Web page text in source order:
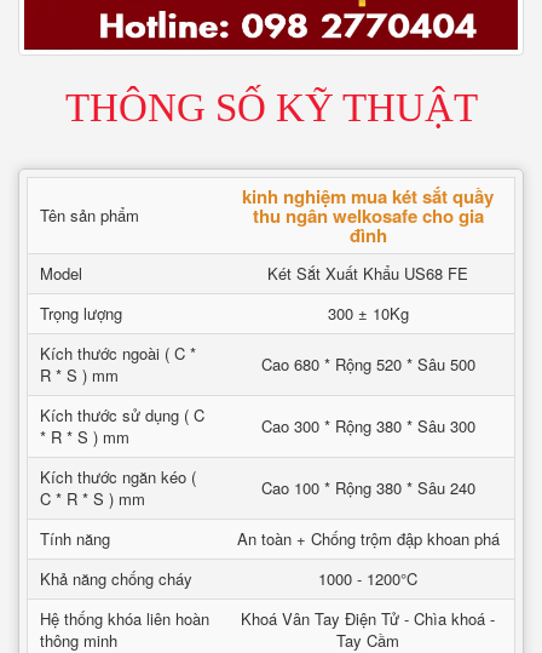
THÔNG SỐ KỸ THUẬT
Tên sản phẩm
kinh nghiệm mua két sắt quầy
thu ngân welkosafe cho gia
đình
Model
Két Sắt Xuất Khẩu US68 FE
Trọng lượng
300 ± 10Kg
Kích thước ngoài ( C *
R * S ) mm
Cao 680 * Rộng 520 * Sâu 500
Kích thước sử dụng ( C
* R * S ) mm
Cao 300 * Rộng 380 * Sâu 300
Kích thước ngăn kéo (
C * R * S ) mm
Cao 100 * Rộng 380 * Sâu 240
Tính năng
An toàn + Chống trộm đập khoan phá
Khả năng chống cháy
1000 - 1200°C
Hệ thống khóa liên hoàn
thông minh
Khoá Vân Tay Điện Tử - Chìa khoá -
Tay Cầm